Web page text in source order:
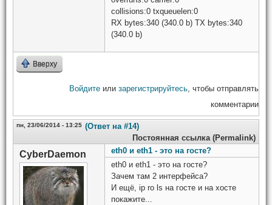
collisions:0 txqueuelen:0
RX bytes:340 (340.0 b) TX bytes:340
(340.0 b)
Вверху
Войдите или зарегистрируйтесь, чтобы отправлять
комментарии
пн, 23/06/2014 - 13:25 (Ответ на #14)
Постоянная ссылка (Permalink)
CyberDaemon
eth0 и eth1 - это на госте?
eth0 и eth1 - это на госте?
Зачем там 2 интерфейса?
И ещё, ip ro ls на госте и на хосте
покажите...